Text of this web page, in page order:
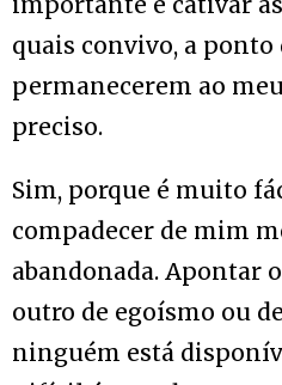
quais convivo, a ponto
permanecerem ao
preciso.
Sim, porque é muito
compadecer de mim
abandonada. Apontar
outro de egoísmo ou
ninguém está